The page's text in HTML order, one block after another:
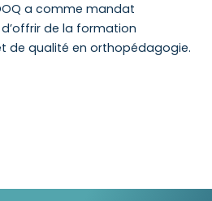
a comme mandat
d’offrir de la formation
de qualité en orthopédagogie.